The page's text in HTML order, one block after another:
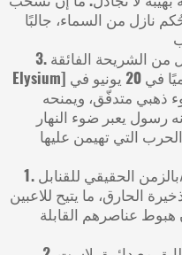
نازل من السماء، جالبًا
3. مظهر السلاح الجديد بالكامل من الشريحة الفائقة [SKS -
Elysium] سيتم إطلاقه رسميًا في 20 يونيو في [Elysium Stash]!
ذهبي متدفّق، ويمنحه
رسول يعبر ضوء النهار
1. تمت إضافة مؤشرات هبوط فورية/بالزمن الحقيقي للقنابل
الحارق، ما يتيح للاعبين
عناصرهم القابلة